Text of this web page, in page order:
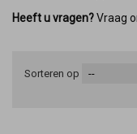
Heeft u vragen?Vraag
Sorteren op